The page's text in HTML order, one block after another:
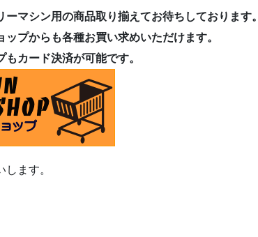
ーマシン用の商品取り揃えてお待ちしております。
ップからも各種お買い求めいただけます。
もカード決済が可能です。
します。